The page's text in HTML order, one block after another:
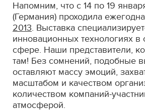
Напомним, что с 14 по 19
(Германия) проходила
2013. Выставка
инновационных технологиях в
сфере. Наши представители,
там! Без сомнений, подобные
оставляют массу эмоций,
масштабом и качеством
количеством компаний-
атмосферой.